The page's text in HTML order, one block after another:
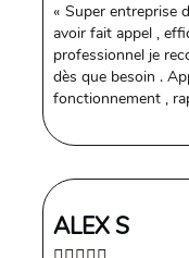
Super entreprise
avoir fait appel ,
professionnel je
dès que besoin .
fonctionnement ,
ALEX S